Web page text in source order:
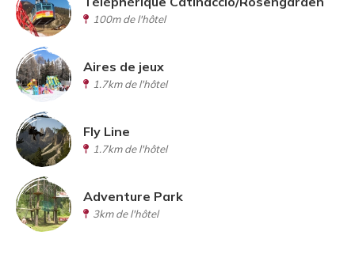
100m de l'hôtel
Aires de jeux
1.7km de l'hôtel
Fly Line
1.7km de l'hôtel
Adventure Park
3km de l'hôtel